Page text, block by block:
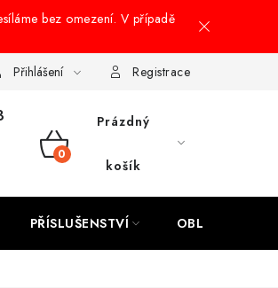
bez omezení. V případě
Návody na montáž
Přihlášení Registrace
NÁKUPNÍ
Prázdný
košík
PŘÍSLUŠENSTVÍ OBLEČENÍ